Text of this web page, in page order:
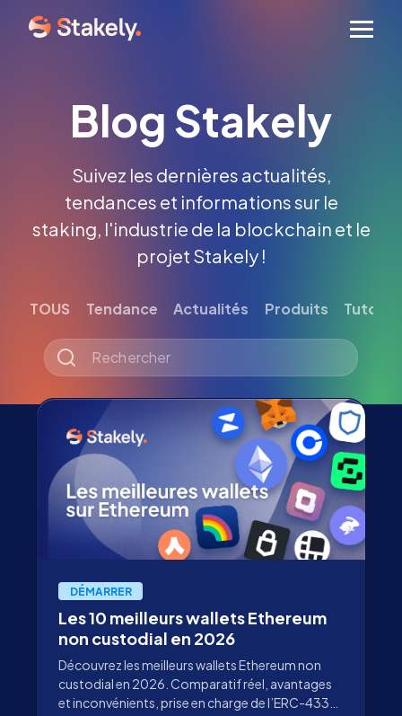
Blog Stakely
Suivez les dernières actualités,
tendances et informations sur le
staking, l'industrie de la blockchain et le
projet Stakely !
TOUS Tendance Actualités Produits Tutoriel
DÉMARRER
Les 10 meilleurs wallets Ethereum
non custodial en 2026
Découvrez les meilleurs wallets Ethereum non
custodial en 2026. Comparatif réel, avantages
et inconvénients, prise en charge de l’ERC-4337,